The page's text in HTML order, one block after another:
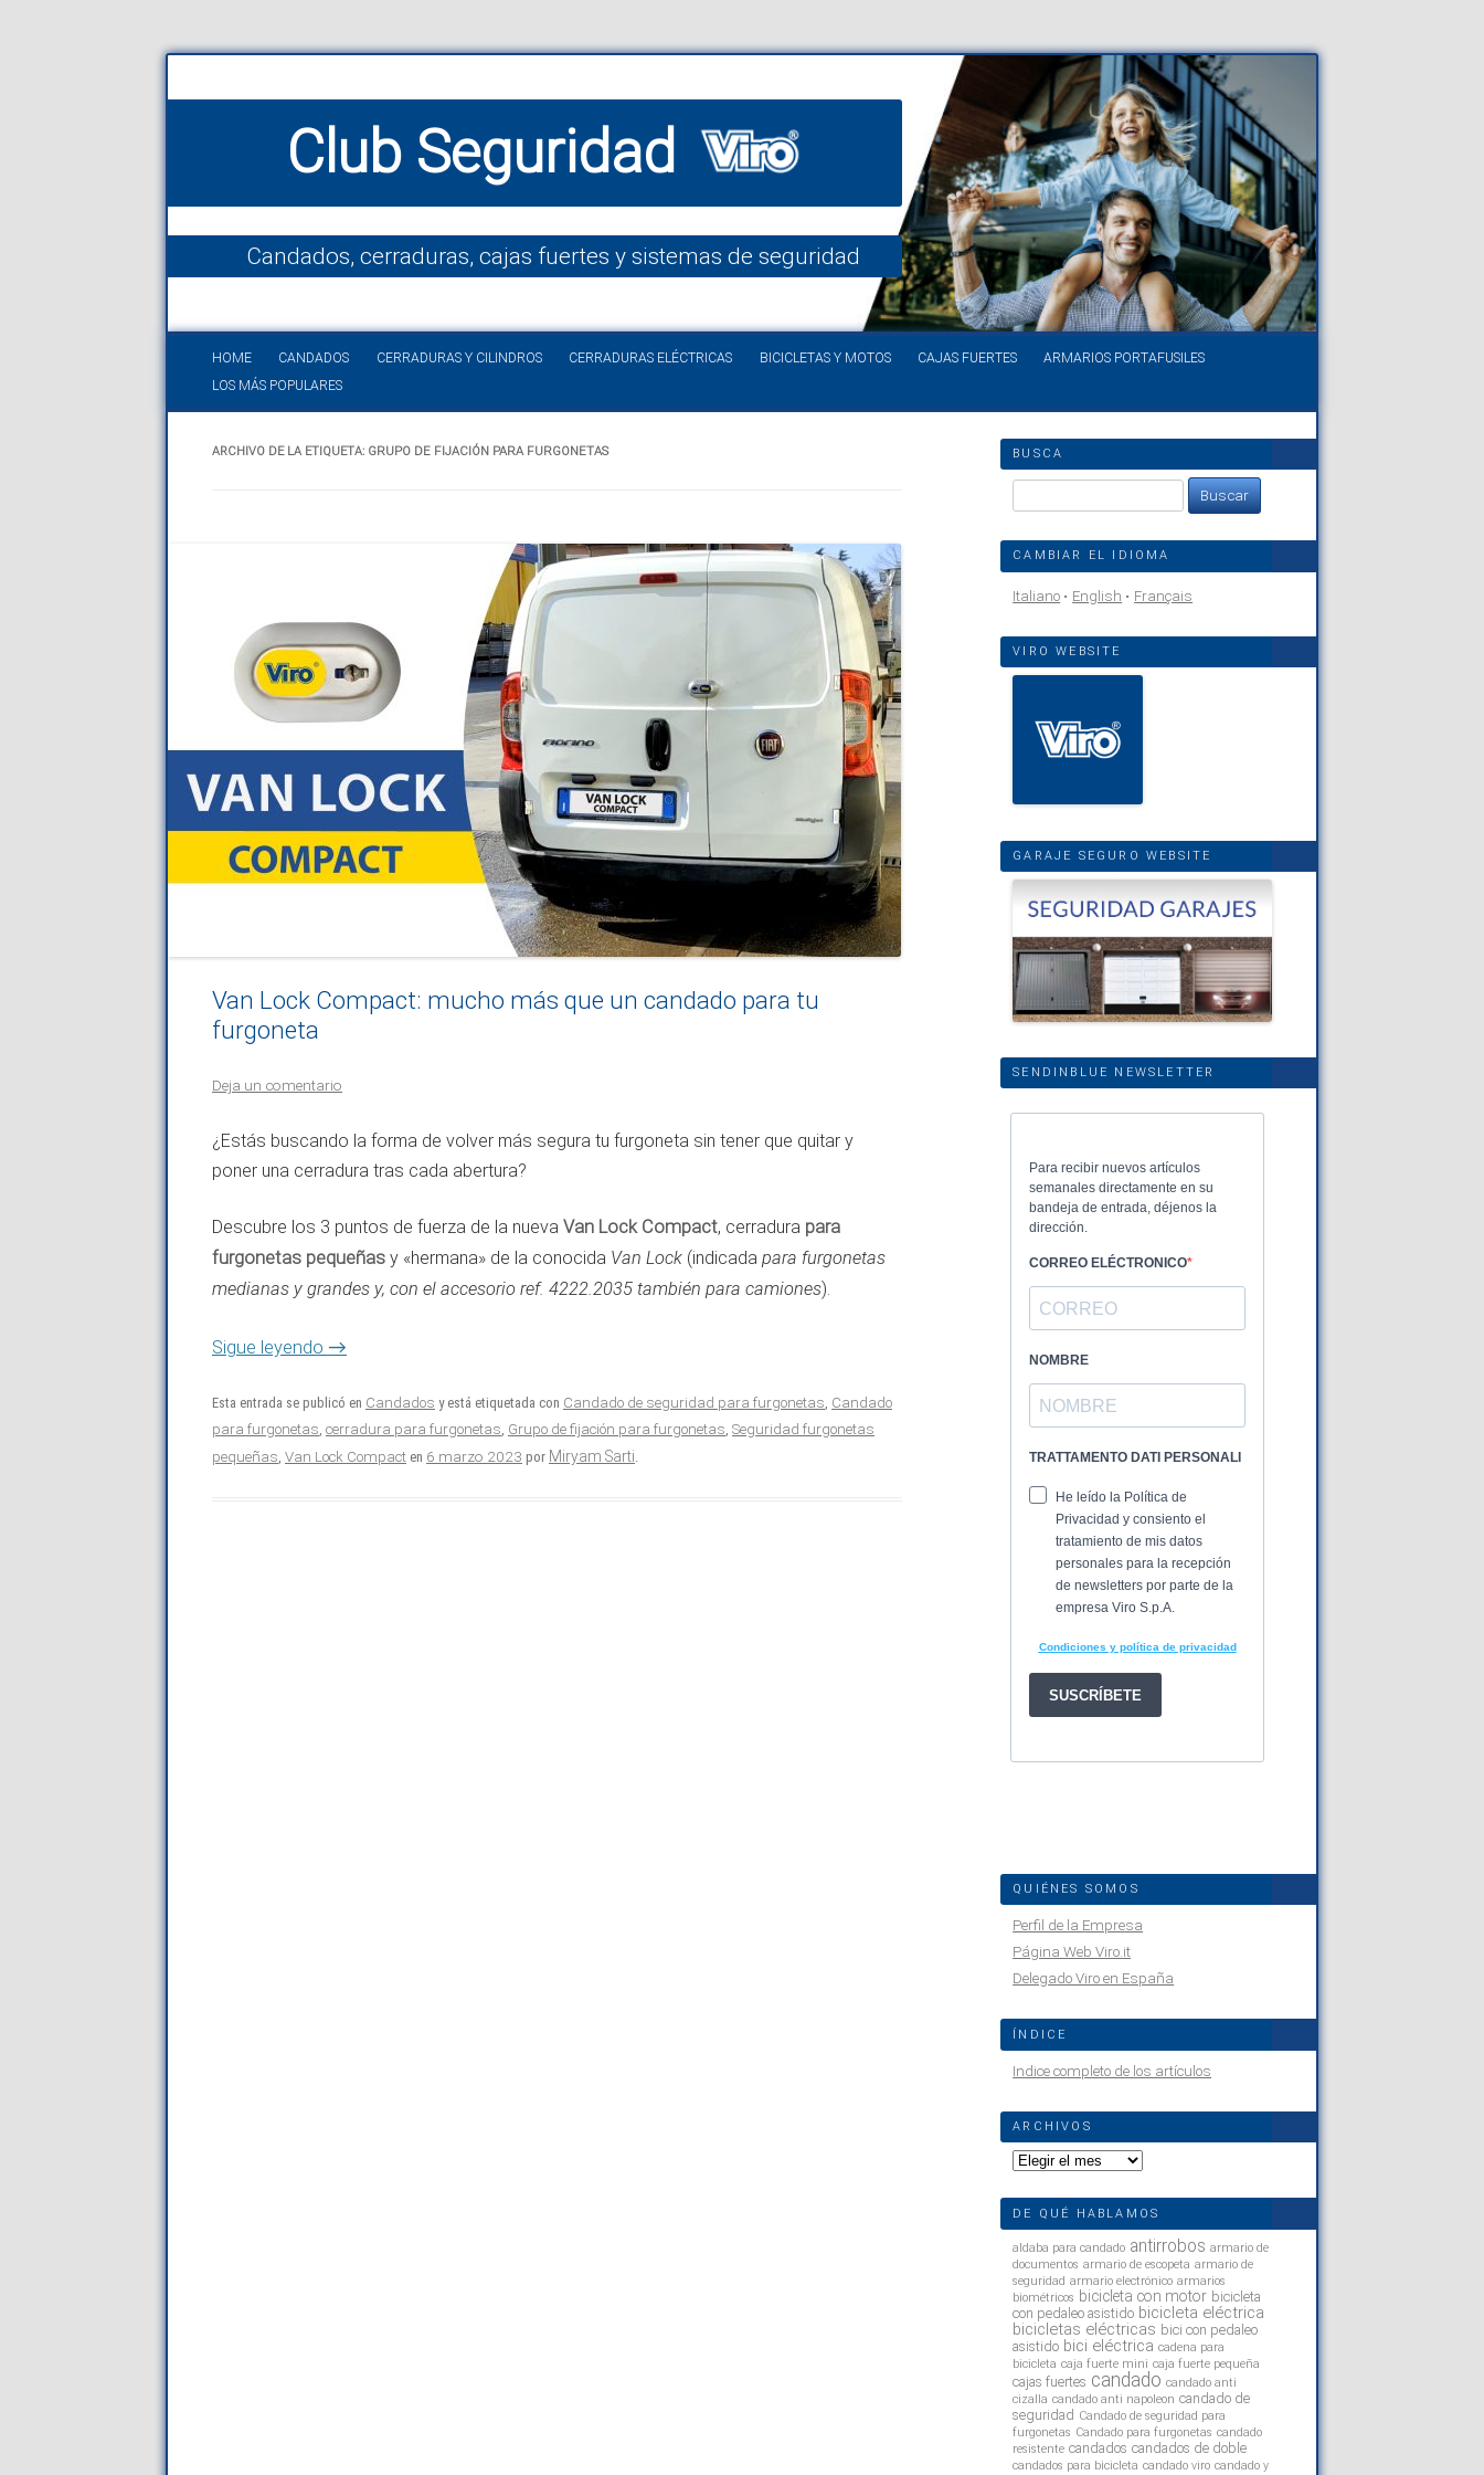
Club Seguridad
Candados, cerraduras, cajas fuertes y sistemas de seguridad
HOME CANDADOS CERRADURAS Y CILINDROS CERRADURAS ELÉCTRICAS BICICLETAS Y MOTOS CAJAS FUERTES
ARMARIOS PORTAFUSILES
LOS MÁS POPULARES
ARCHIVO DE LA ETIQUETA: GRUPO DE FIJACIÓN PARA FURGONETAS
Van Lock Compact: mucho más que un candado para tu
furgoneta
Deja un comentario
¿Estás buscando la forma de volver más segura tu furgoneta sin tener que quitar y
poner una cerradura tras cada abertura?
Descubre los 3 puntos de fuerza de la nueva Van Lock Compact, cerradura para
furgonetas pequeñas y «hermana» de la conocida Van Lock (indicada para furgonetas
medianas y grandes y, con el accesorio ref. 4222.2035 también para camiones).
Sigue leyendo →
Esta entrada se publicó en Candados y está etiquetada con Candado de seguridad para furgonetas Candado
para furgonetas cerradura para furgonetas Grupo de fijación para furgonetas Seguridad furgonetas
pequeñas Van Lock Compact en 6 marzo 2023 por Miryam Sarti
BUSCA
CAMBIAR EL IDIOMA
Italiano English Français
VIRO WEBSITE
GARAJE SEGURO WEBSITE
SENDINBLUE NEWSLETTER
QUIÉNES SOMOS
Perfil de la Empresa
Página Web Viro.it
Delegado Viro en España
ÍNDICE
Indice completo de los artículos
ARCHIVOS
Archivos
DE QUÉ HABLAMOS
aldaba para candado antirrobos armario de
documentos armario de escopeta armario de
seguridad armario electrónico armarios
biométricos bicicleta con motor bicicleta
con pedaleo asistido bicicleta eléctrica
bicicletas eléctricas bici con pedaleo
asistido bici eléctrica cadena para
bicicleta caja fuerte mini caja fuerte pequeña
cajas fuertes candado candado anti
cizalla candado anti napoleon candado de
seguridad Candado de seguridad para
furgonetas Candado para furgonetas candado
resistente candados candados de doble
candados para bicicleta candado viro candado y